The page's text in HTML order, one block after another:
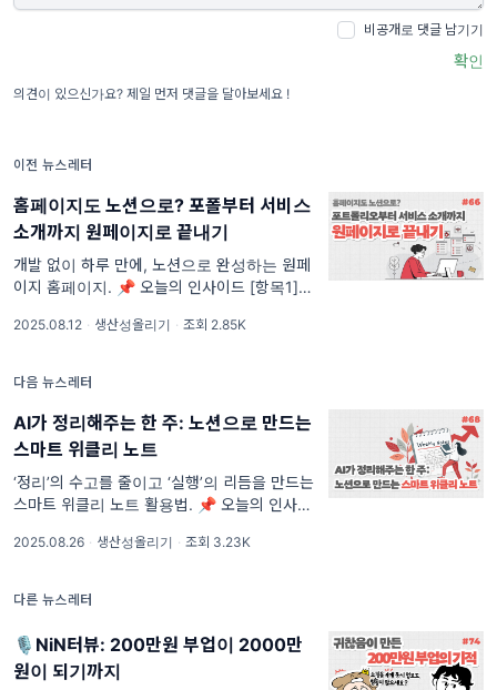
비공개로 댓글 남기기
확인
의견이 있으신가요? 제일 먼저 댓글을 달아보세요 !
이전 뉴스레터
홈페이지도 노션으로? 포폴부터 서비스
소개까지 원페이지로 끝내기
개발 없이 하루 만에, 노션으로 완성하는 원페
이지 홈페이지. 📌 오늘의 인사이드 [항목1] 왜
[항목1] 모든 정보를 한눈에: 스크롤 흐름이 주
2025.08.12 · 생산성올리기 · 조회 2.85K
다음 뉴스레터
AI가 정리해주는 한 주: 노션으로 만드는
스마트 위클리 노트
‘정리’의 수고를 줄이고 ‘실행’의 리듬을 만드는
스마트 위클리 노트 활용법. 📌 오늘의 인사이
[항목1] 하루의 흐름을 놓치지 않도록 돕는다.
[항목3
2025.08.26 · 생산성올리기 · 조회 3.23K
다른 뉴스레터
🎙NiN터뷰: 200만원 부업이 2000만
원이 되기까지